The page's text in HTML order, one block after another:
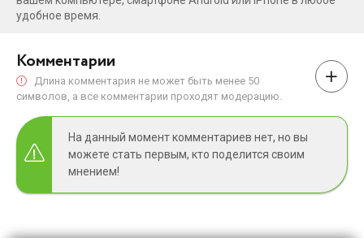
удобное время.
Комментарии
Длина комментария не может быть менее 50
символов, а все комментарии проходят модерацию.
На данный момент комментариев нет, но вы
можете стать первым, кто поделится своим
мнением!